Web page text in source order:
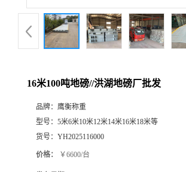
16米100吨地磅//洪湖地磅厂批发
品牌： 鹰衡称重
型号： 5米6米10米12米14米16米18米等
货号： YH2025116000
价格： ￥6600/台